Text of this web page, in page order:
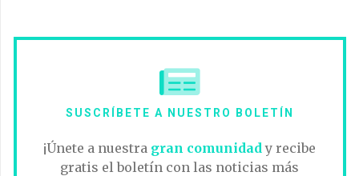
SUSCRÍBETE A NUESTRO BOLETÍN
¡Únete a nuestra gran comunidad y recibe
gratis el boletín con las noticias más